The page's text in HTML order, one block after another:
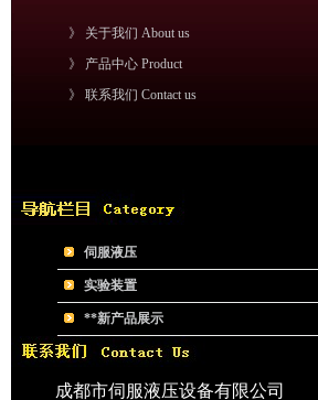
》 关于我们 About us
》 产品中心 Product
》 联系我们 Contact us
伺服液压
实验装置
**新产品展示
成都市伺服液压设备有限公司